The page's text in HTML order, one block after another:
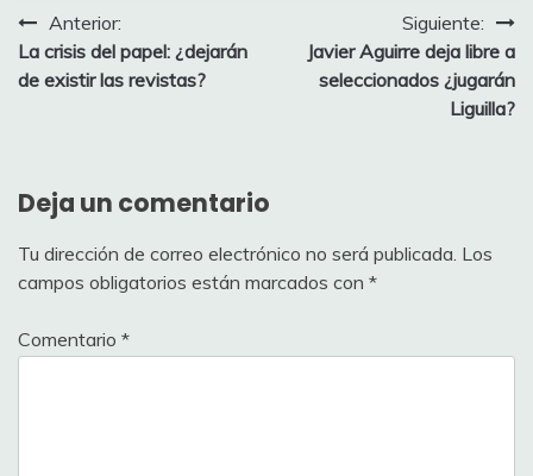
Navegación
de
Anterior:
La crisis del papel: ¿dejarán
de existir las revistas?
Siguiente:
Javier Aguirre deja libre a
seleccionados ¿jugarán
Liguilla?
Deja un comentario
Tu dirección de correo electrónico no será publicada. Los
campos obligatorios están marcados con *
Comentario *